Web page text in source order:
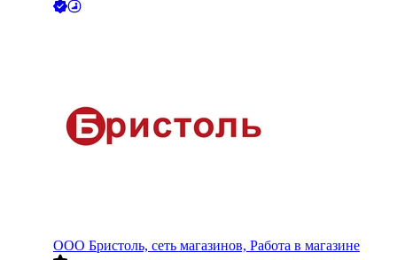
ООО Бристоль, сеть магазинов, Работа в магазине